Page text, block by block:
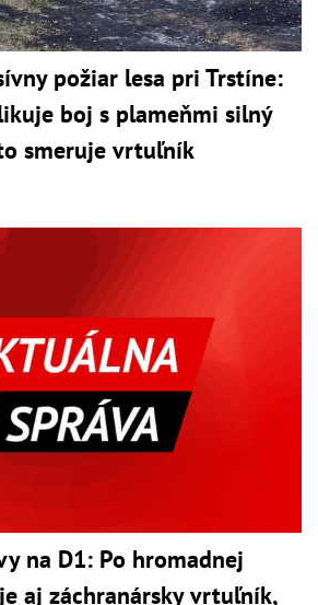
požiar lesa pri Trstíne:
boj s plameňmi silný
smeruje vrtuľník
na D1: Po hromadnej
aj záchranársky vrtuľník,